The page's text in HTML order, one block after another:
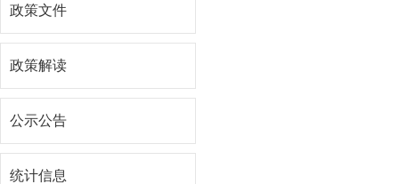
政策文件
政策解读
公示公告
统计信息